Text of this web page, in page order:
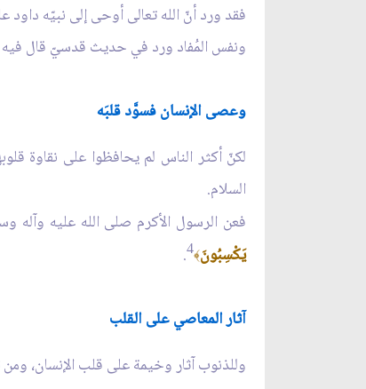
فقد ورد أنّ الله تعالى أوحى إلى نبيّه داود
ونفس المُفاد ورد في حديث قدسيّ قال فيه
وعصى الإنسان فسوَّد قلبَه
لكنّ أكثر الناس لم يحافظوا على نقاوة
السلام.
فعن الرسول الأكرم صلى الله عليه وآله
يَكْسِبُونَ﴾4
.
آثار المعاصي على القلب
وللذنوب آثار وخيمة على قلب الإنسان، ومن